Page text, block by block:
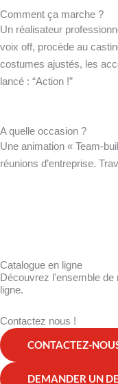
Comment ça marche ?
Un réalisateur
voix off, procède au
costumes ajustés, les
lancé : “Action !”
A quelle occasion ?
Une animation « Team-
réunions d’entreprise.
Catalogue en ligne
Découvrez l'ensemble de
ligne.
Contactez nous !
CONTACTEZ-
DEMANDER UN